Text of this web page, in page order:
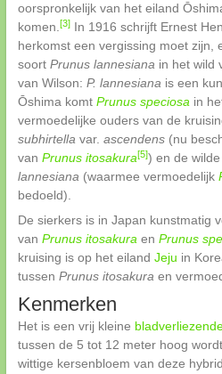
oorspronkelijk van het eiland
komen.[3]In 1916 schrijft Ernest
herkomst een vergissing moet zijn,
soort Prunus lannesianain het wild
van Wilson: P. lannesianais een
Ōshima komt Prunus speciosain
vermoedelijke ouders van de
subhirtellavar. ascendens(nu
van Prunus itosakura[5]) en de
lannesiana(waarmee vermoedelijk
bedoeld).
De sierkers is in Japan kunstmatig
van Prunus itosakuraen Prunus
kruising is op het eiland Jeju in
tussen Prunus itosakuraen
Kenmerken
Het is een vrij kleine
tussen de 5 tot 12 meter hoog
wittige kersenbloem van deze